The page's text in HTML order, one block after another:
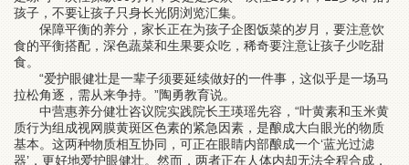
孩子，不要让孩子只身长光阴浏览汇集。
保障平衡的养分，家长正在为孩子企图饭菜的岁月，要注意饮
食的平衡搭配，深色蔬菜和生果要众吃，稀奇要注意让孩子少吃甜
食。
“爱护眼健壮是一辈子须要延续做好的一件事，这似乎是一场马
拉松角逐，需从来争持。”陶勇教育说。
中营惠养分健壮咨议院实践院长王瑛瑶先容，“叶黄素和玉米黄
质行为组成视网膜黄斑区色素的紧急因素，是酿成大白眼光的物质
基本。这两种物质相互协同，可正在眼睛内部酿成一个‘蓝光过滤
器’，更好地爱护眼健壮。然而，两者正在人体内却无法全程合成，